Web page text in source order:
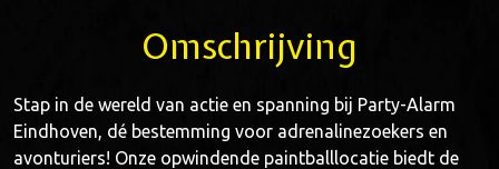
Omschrijving
Stap in de wereld van actie en spanning bij Party-Alarm
Eindhoven, dé bestemming voor adrenalinezoekers en
avonturiers! Onze opwindende paintballlocatie biedt de